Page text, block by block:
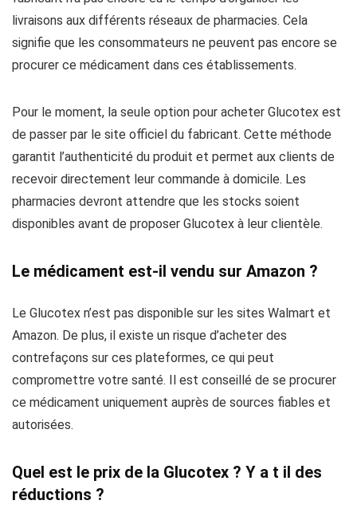
livraisons aux différents réseaux de pharmacies. Cela
signifie que les consommateurs ne peuvent pas encore se
procurer ce médicament dans ces établissements.
Pour le moment, la seule option pour acheter Glucotex est
de passer par le site officiel du fabricant. Cette méthode
garantit l’authenticité du produit et permet aux clients de
recevoir directement leur commande à domicile. Les
pharmacies devront attendre que les stocks soient
disponibles avant de proposer Glucotex à leur clientèle.
Le médicament est-il vendu sur Amazon ?
Le Glucotex n’est pas disponible sur les sites Walmart et
Amazon. De plus, il existe un risque d’acheter des
contrefaçons sur ces plateformes, ce qui peut
compromettre votre santé. Il est conseillé de se procurer
ce médicament uniquement auprès de sources fiables et
autorisées.
Quel est le prix de la Glucotex ? Y a t il des
réductions ?